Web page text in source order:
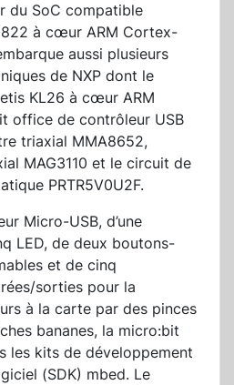
du SoC compatible
à cœur ARM Cortex-
aussi plusieurs
de NXP dont le
KL26 à cœur ARM
office de contrôleur USB
triaxial MMA8652,
MAG3110 et le circuit de
PRTR5V0U2F.
Micro-USB, d’une
LED, de deux boutons-
et de cinq
sorties pour la
à la carte par des pinces
bananes, la micro:bit
les kits de développement
(SDK) mbed. Le